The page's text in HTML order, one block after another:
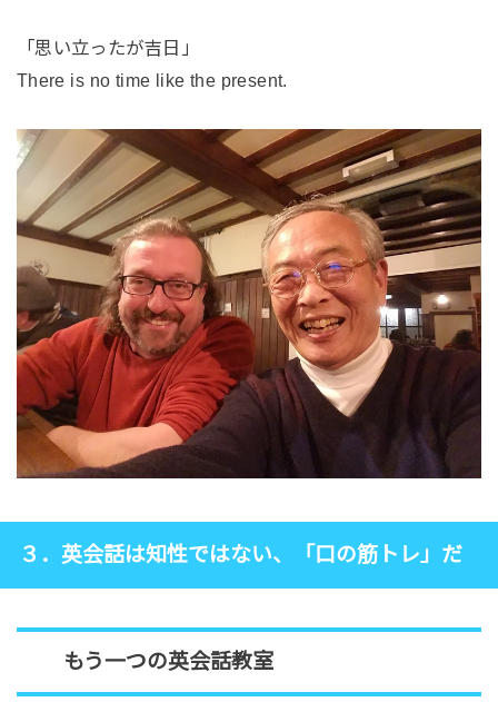
「思い立ったが吉日」
There is no time like the present.
３．英会話は知性ではない、「口の筋トレ」だ
もう一つの英会話教室